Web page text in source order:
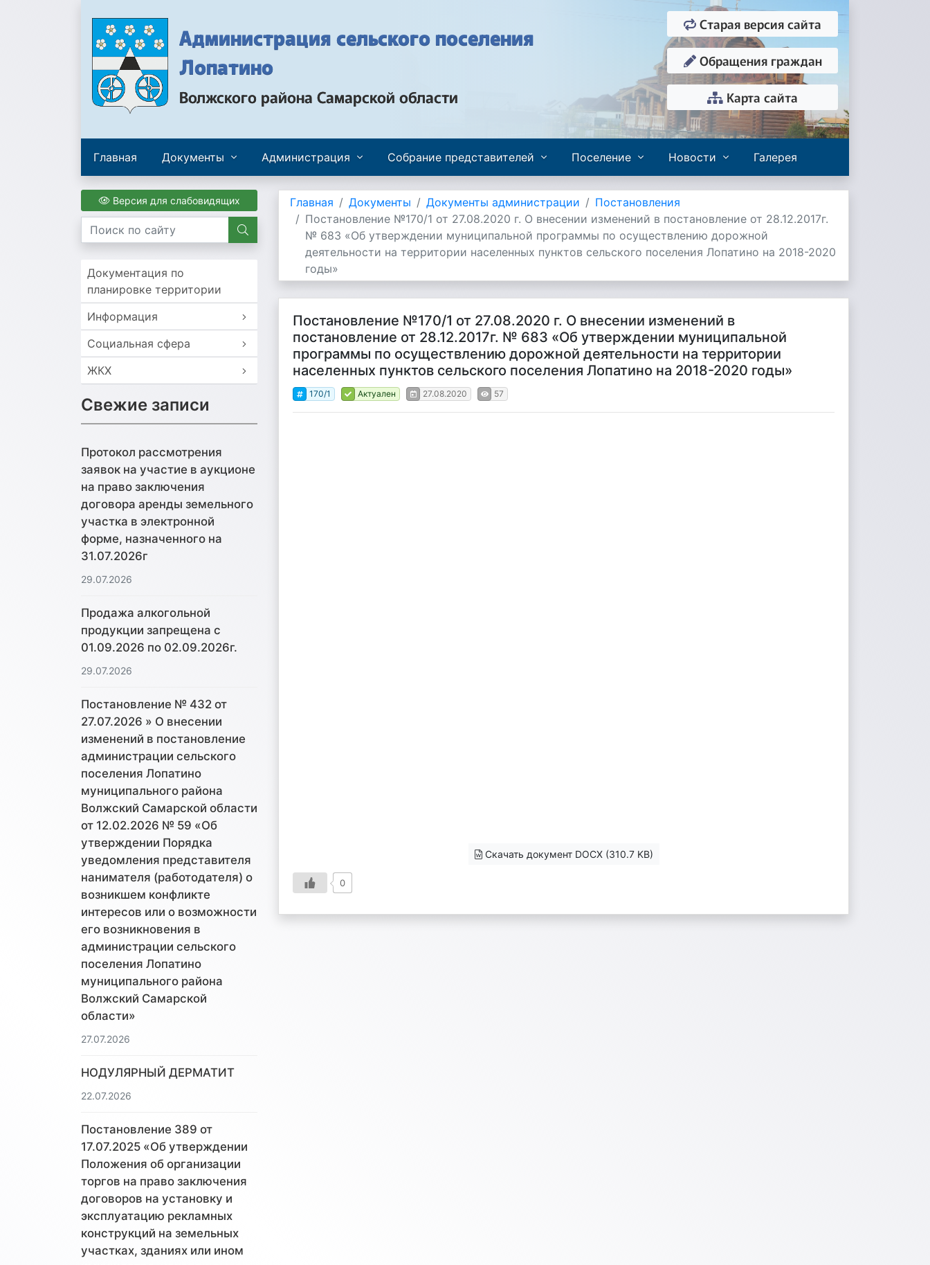
Администрация сельского поселения
Лопатино
Волжского района Самарской области
Старая версия сайта
Обращения граждан
Карта сайта
Главная Документы Администрация Собрание представителей Поселение Новости Галерея
Версия для слабовидящих
Документация по
планировке территории
Информация
Социальная сфера
ЖКХ
Свежие записи
Протокол рассмотрения
заявок на участие в аукционе
на право заключения
договора аренды земельного
участка в электронной
форме, назначенного на
31.07.2026г
29.07.2026
Продажа алкогольной
продукции запрещена с
01.09.2026 по 02.09.2026г.
29.07.2026
Постановление № 432 от
27.07.2026 » О внесении
изменений в постановление
администрации сельского
поселения Лопатино
муниципального района
Волжский Самарской области
от 12.02.2026 № 59 «Об
утверждении Порядка
уведомления представителя
нанимателя (работодателя) о
возникшем конфликте
интересов или о возможности
его возникновения в
администрации сельского
поселения Лопатино
муниципального района
Волжский Самарской
области»
27.07.2026
НОДУЛЯРНЫЙ ДЕРМАТИТ
22.07.2026
Постановление 389 от
17.07.2025 «Об утверждении
Положения об организации
торгов на право заключения
договоров на установку и
эксплуатацию рекламных
конструкций на земельных
участках, зданиях или ином
Главная Документы Документы администрации
Постановления
Постановление №170/1 от 27.08.2020 г. О внесении изменений в постановление от 28.12.2017г.
№ 683 «Об утверждении муниципальной программы по осуществлению дорожной
деятельности на территории населенных пунктов сельского поселения Лопатино на 2018-2020
годы»
Постановление №170/1 от 27.08.2020 г. О внесении изменений в
постановление от 28.12.2017г. № 683 «Об утверждении муниципальной
программы по осуществлению дорожной деятельности на территории
населенных пунктов сельского поселения Лопатино на 2018-2020 годы»
170/1 Актуален 27.08.2020 57
Скачать документ DOCX (310.7 KB)
0